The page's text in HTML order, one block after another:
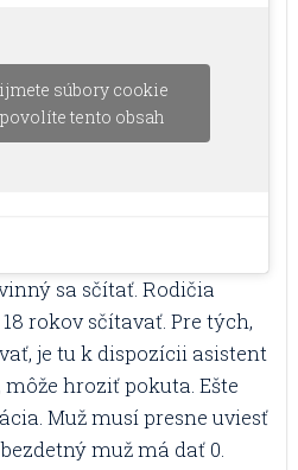
súbory cookie
tento obsah
sa sčítať. Rodičia
rokov sčítavať. Pre tých,
je tu k dispozícii asistent
hroziť pokuta. Ešte
Muž musí presne uviesť
muž má dať 0.